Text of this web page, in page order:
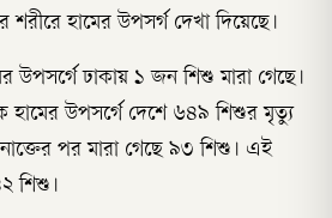
হামের উপসর্গ দেখা দিয়েছে।
উপসর্গে ঢাকায় ১ জন শিশু মারা গেছে।
হামের উপসর্গে দেশে ৬৪৯ শিশুর মৃত্যু
পর মারা গেছে ৯৩ শিশু। এই
শিশু।